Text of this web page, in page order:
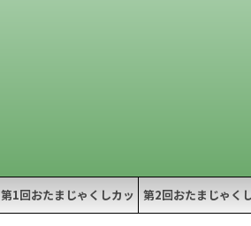
第1回おたまじゃくしカッ 第2回おたまじゃく